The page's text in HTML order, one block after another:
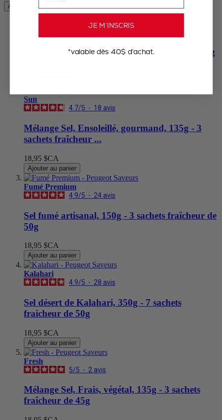
Appliquer les filtres
Sel à la truffe, 150g - 3 sachets fraîcheur de 50g
Sun
4.7/5 - 18 avis
Mélange Sel, Ensoleillé, gourmand, 135g - 3
sachets fraîcheur ...
18,95 $CA
Ajouter au panier
Fumé Premium
4.9/5 - 24 avis
Sel fumé artisanal, 150g - 3 sachets fraîcheur de
50g
18,95 $CA
Ajouter au panier
Kalahari
4.9/5 - 28 avis
Sel désert de Kalahari, 350g - 7 sachets
fraicheur de 50g
18,95 $CA
Ajouter au panier
Fresh
5/5 - 2 avis
Mélange Sel, Frais, végétal, 135g - 3 sachets
fraîcheur de 45g
JE M’INSCRIS
*valable dès 40$ d’achat.